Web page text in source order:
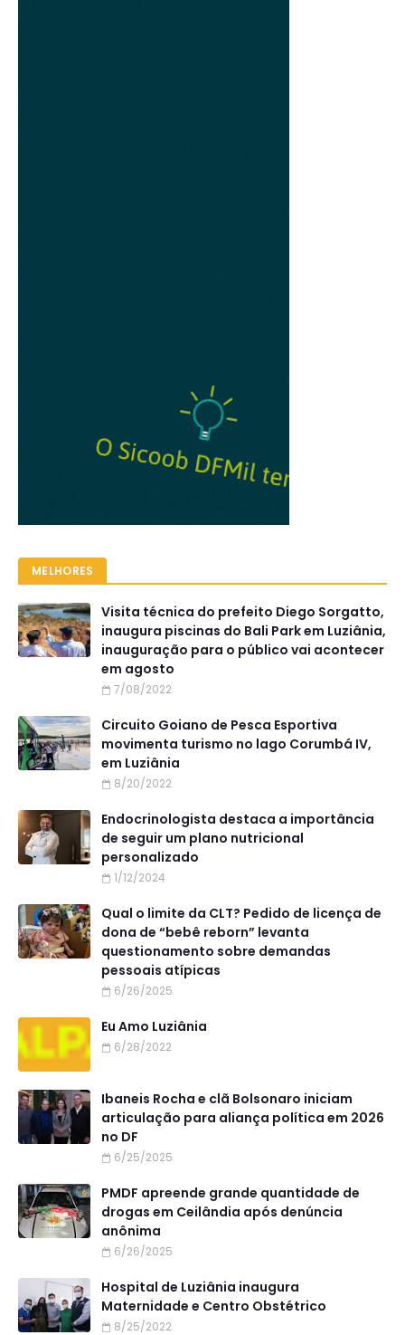
MELHORES
Visita técnica do prefeito Diego Sorgatto,
inaugura piscinas do Bali Park em Luziânia,
inauguração para o público vai acontecer
em agosto
7/08/2022
Circuito Goiano de Pesca Esportiva
movimenta turismo no lago Corumbá IV,
em Luziânia
8/20/2022
Endocrinologista destaca a importância
de seguir um plano nutricional
personalizado
1/12/2024
Qual o limite da CLT? Pedido de licença de
dona de “bebê reborn” levanta
questionamento sobre demandas
pessoais atípicas
6/26/2025
Eu Amo Luziânia
6/28/2022
Ibaneis Rocha e clã Bolsonaro iniciam
articulação para aliança política em 2026
no DF
6/25/2025
PMDF apreende grande quantidade de
drogas em Ceilândia após denúncia
anônima
6/26/2025
Hospital de Luziânia inaugura
Maternidade e Centro Obstétrico
8/25/2022